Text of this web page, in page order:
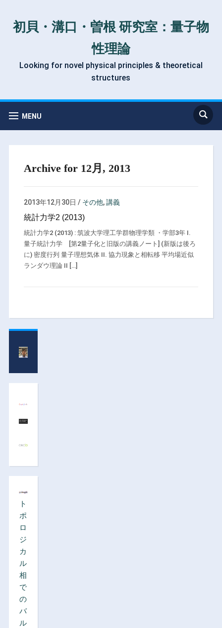
初貝・溝口・曽根 研究室：量子物
性理論
Looking for novel physical principles & theoretical
structures
MENU
ト
ポ
ロ
ジ
カ
ル
相
で
の
バ
ル
Archive for 12月, 2013
2013年12月30日 / その他,講義
統計力学2 (2013)
統計力学2 (2013) : 筑波大学理工学群物理学類 ・学部3年 I.
量子統計力学 [第2量子化と旧版の講義ノート] (新版は後ろ
に) 密度行列 量子理想気体 II. 協力現象と相転移 平均場近似
ランダウ理論 II […]